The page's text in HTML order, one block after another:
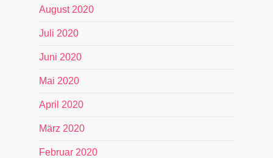
August 2020
Juli 2020
Juni 2020
Mai 2020
April 2020
März 2020
Februar 2020